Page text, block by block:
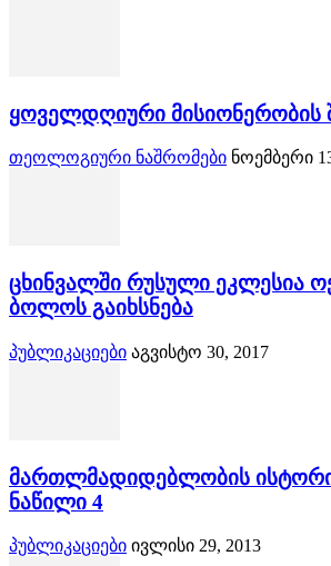
ყოველდღიური მისიონერობის
თეოლოგიური ნაშრომები ნოემბერი
ცხინვალში რუსული ეკლესია
ბოლოს გაიხსნება
პუბლიკაციები აგვისტო 30, 2017
მართლმადიდებლობის
ნაწილი 4
პუბლიკაციები ივლისი 29, 2013